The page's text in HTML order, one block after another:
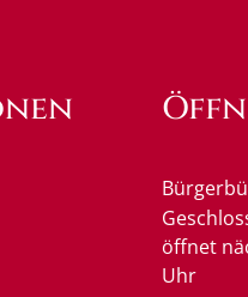
Klicken,
öffnet
Uhr